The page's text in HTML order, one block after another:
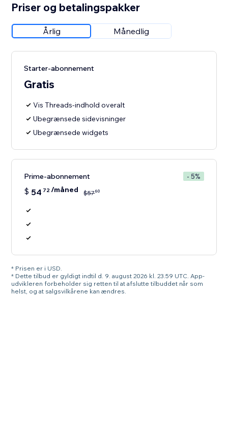
Priser og betalingspakker
Årlig Månedlig
Starter-abonnement
Gratis
Vis Threads-indhold overalt
Ubegrænsede sidevisninger
Ubegrænsede widgets
Prime-abonnement - 5%
$ 54 72/måned $5760
* Prisen er i USD.
* Dette tilbud er gyldigt indtil d. 9. august 2026 kl. 23.59 UTC. App-
udvikleren forbeholder sig retten til at afslutte tilbuddet når som
helst, og at salgsvilkårene kan ændres.